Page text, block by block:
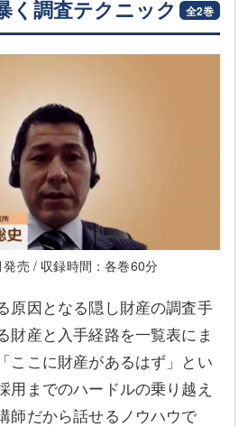
く調査テクニック
全2巻
売 / 収録時間：各巻60分
原因となる隠し財産の調査手
財産と入手経路を一覧表にま
ここに財産があるはず」とい
用までのハードルの乗り越え
師だから話せるノウハウで